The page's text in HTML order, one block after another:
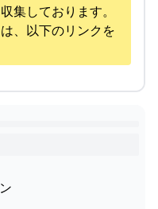
集しております。
、以下のリンクを